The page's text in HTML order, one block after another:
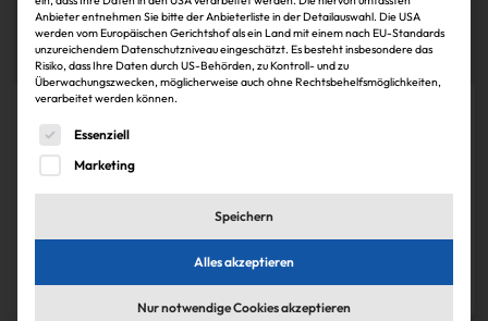
Die IZ befragt Studenten zu ihren Job-Wünschen
Die diesjährige Arbeitsmarktumfrage der Immobilien Zeitung (IZ) ist
gestartet. Bis zum 26. April haben Online-Teilnehmer die Chance auf
Zum Artikel
Anbieter entnehmen Sie bitte der Anbieterliste in der Detailauswahl. Die USA
werden vom Europäischen Gerichtshof als ein Land mit einem nach EU-Standards
unzureichendem Datenschutzniveau eingeschätzt. Es besteht insbesondere das
Risiko, dass Ihre Daten durch US-Behörden, zu Kontroll- und zu
Überwachungszwecken, möglicherweise auch ohne Rechtsbehelfsmöglichkeiten,
verarbeitet werden können.
Es folgt eine Liste der Service-Gruppen, für die eine
Essenziell
Marketing
Speichern
Alles akzeptieren
Nur notwendige Cookies akzeptieren